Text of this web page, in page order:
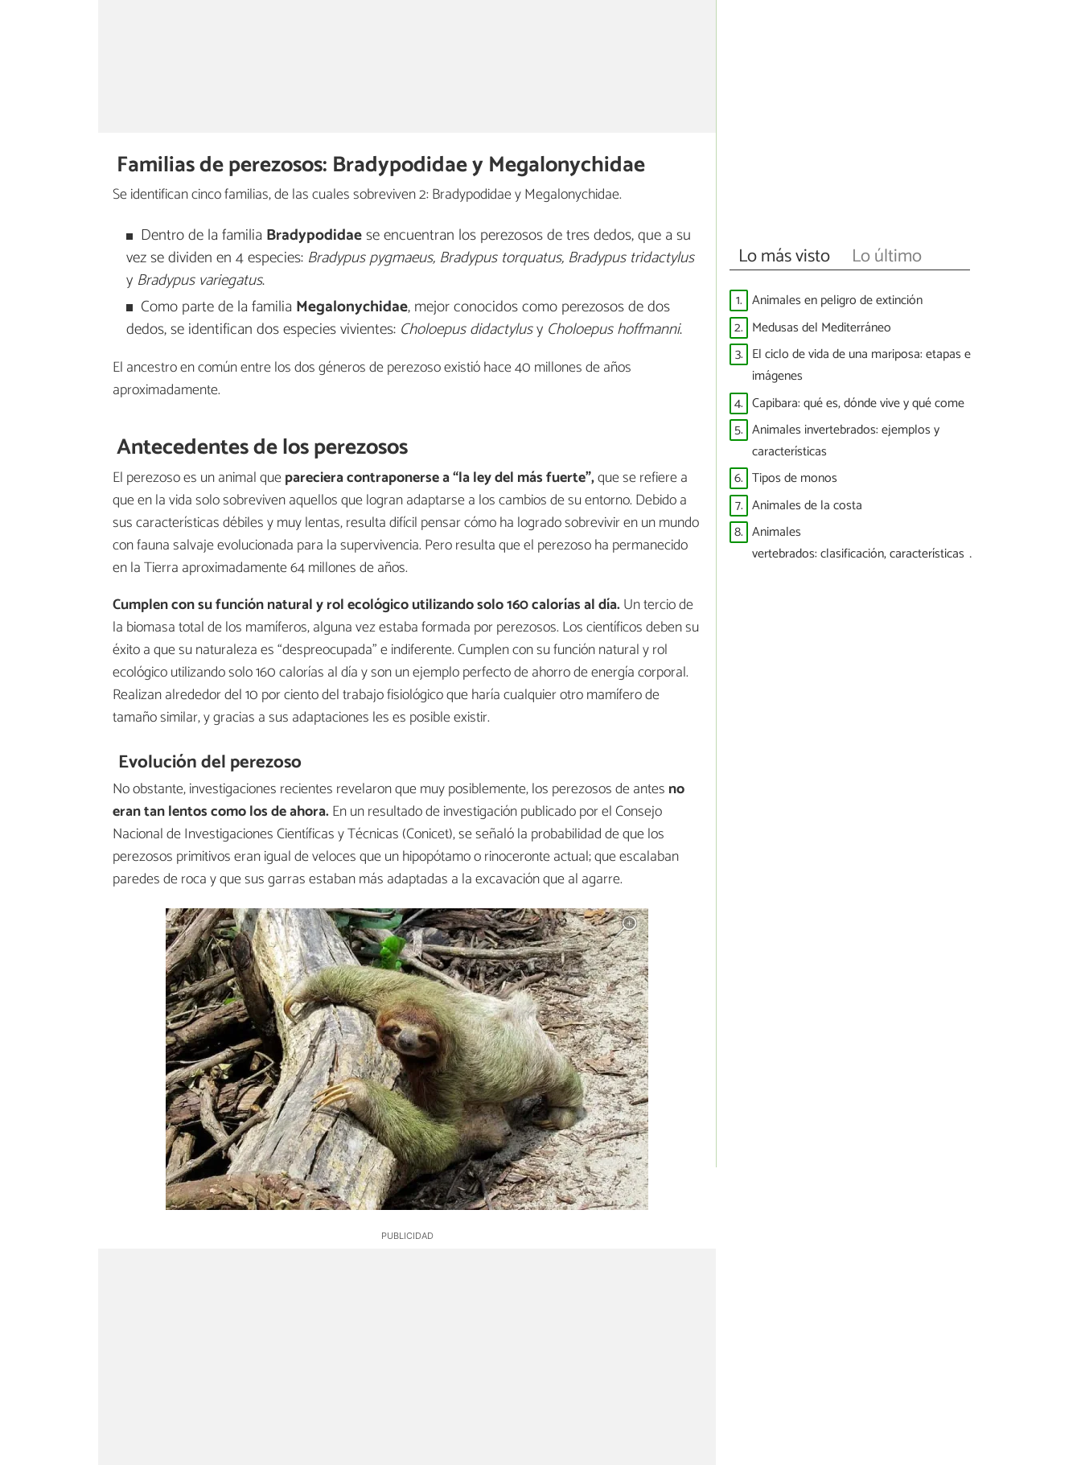
Familias de perezosos: Bradypodidae y Megalonychidae
Se identifican cinco familias, de las cuales sobreviven 2: Bradypodidae y Megalonychidae.
Dentro de la familia Bradypodidaese encuentran los perezosos de tres dedos, que a su
vez se dividen en 4 especies: Bradypus pygmaeus, Bradypus torquatus, Bradypus tridactylus
y Bradypus variegatus.
Como parte de la familia Megalonychidae, mejor conocidos como perezosos de dos
dedos, se identifican dos especies vivientes: Choloepus didactylusy Choloepus hoffmanni.
El ancestro en común entre los dos géneros de perezoso existió hace 40 millones de años
aproximadamente.
Antecedentes de los perezosos
El perezoso es un animal quepareciera contraponerse a “la ley del más fuerte”,que se refiere a
que en la vida solo sobreviven aquellos que logran adaptarse a los cambios de su entorno. Debido a
sus características débiles y muy lentas, resulta difícil pensar cómo ha logrado sobrevivir en un mundo
con fauna salvaje evolucionada para la supervivencia. Pero resulta que el perezoso ha permanecido
en la Tierra aproximadamente 64 millones de años.
Cumplen con su función natural y rol ecológico utilizando solo 160 calorías al día.Un tercio de
la biomasa total de los mamíferos, alguna vez estaba formada por perezosos. Los científicos deben su
éxito a que su naturaleza es “despreocupada” e indiferente. Cumplen con su función natural y rol
ecológico utilizando solo 160 calorías al día y son un ejemplo perfecto de ahorro de energía corporal.
Realizan alrededor del 10 por ciento del trabajo fisiológico que haría cualquier otro mamífero de
tamaño similar, y gracias a sus adaptaciones les es posible existir.
Evolución del perezoso
No obstante, investigaciones recientes revelaron que muy posiblemente, los perezosos de antes no
eran tan lentos como los de ahora.En un resultado de investigación publicado por el Consejo
Nacional de Investigaciones Científicas y Técnicas (Conicet), se señaló la probabilidad de que los
perezosos primitivos eran igual de veloces que un hipopótamo o rinoceronte actual; que escalaban
paredes de roca y que sus garras estaban más adaptadas a la excavación que al agarre.
Lo más visto Lo último
1. Animales en peligro de extinción
2. Medusas del Mediterráneo
3. El ciclo de vida de una mariposa: etapas e
imágenes
4. Capibara: qué es, dónde vive y qué come
5. Animales invertebrados: ejemplos y
características
6. Tipos de monos
7. Animales de la costa
8. Animales
vertebrados: clasificación, características y